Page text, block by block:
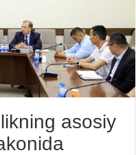
asosiy